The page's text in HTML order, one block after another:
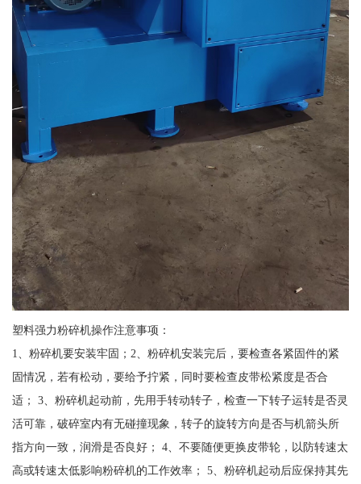
塑料强力粉碎机操作注意事项：
1、粉碎机要安装牢固；2、粉碎机安装完后，要检查各紧固件的紧
固情况，若有松动，要给予拧紧，同时要检查皮带松紧度是否合
适； 3、粉碎机起动前，先用手转动转子，检查一下转子运转是否灵
活可靠，破碎室内有无碰撞现象，转子的旋转方向是否与机箭头所
指方向一致，润滑是否良好； 4、不要随便更换皮带轮，以防转速太
高或转速太低影响粉碎机的工作效率； 5、粉碎机起动后应保持其先